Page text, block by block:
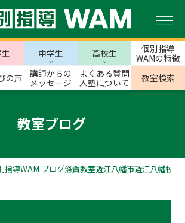
中学生 高校生
個別指導
WAMの特徴
の声
講師からの
メッセージ
よくある質問
入塾について
教室検索
教室ブログ
指導WAM ブログ滋賀教室近江八幡市近江八幡校の